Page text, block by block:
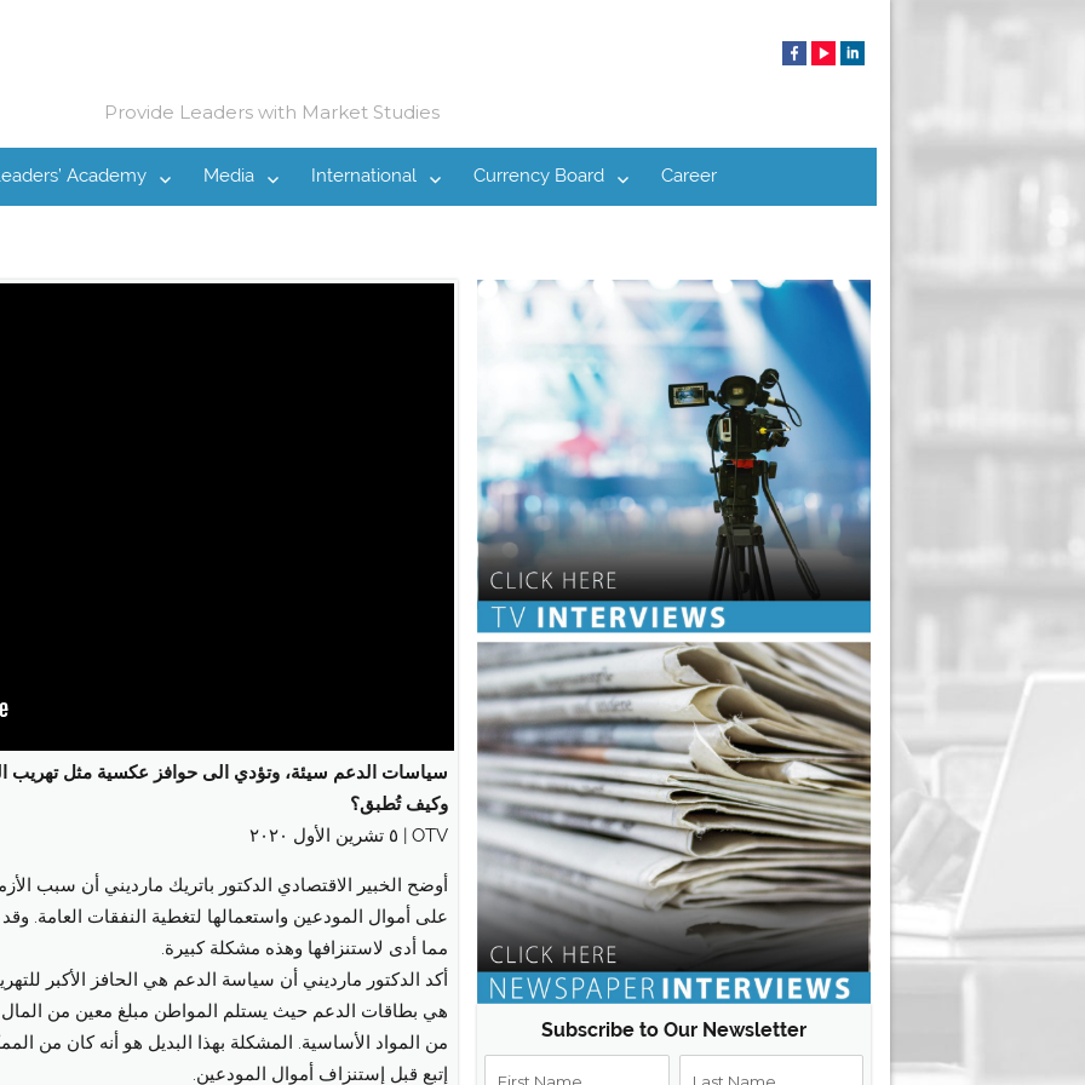
Provide Leaders with Market Studies
Academy Media International Currency Board Career
سياسات الدعم سيئة، وتؤدي الى حوافز عكسية مثل تهريب
وكيف تُطبق؟
OTV | ٥ تشرين الأول ٢٠٢٠
أوضح الخبير الاقتصادي الدكتور باتريك مارديني أن سبب
على أموال المودعين واستعمالها لتغطية النفقات العامة.
مما أدى لاستنزافها وهذه مشكلة كبيرة.
أكد الدكتور مارديني أن سياسة الدعم هي الحافز الأكبر
هي بطاقات الدعم حيث يستلم المواطن مبلغ معين من المال
من المواد الأساسية. المشكلة بهذا البديل هو أنه كان من
إتبع قبل إستنزاف أموال المودعين.
Subscribe to Our Newsletter